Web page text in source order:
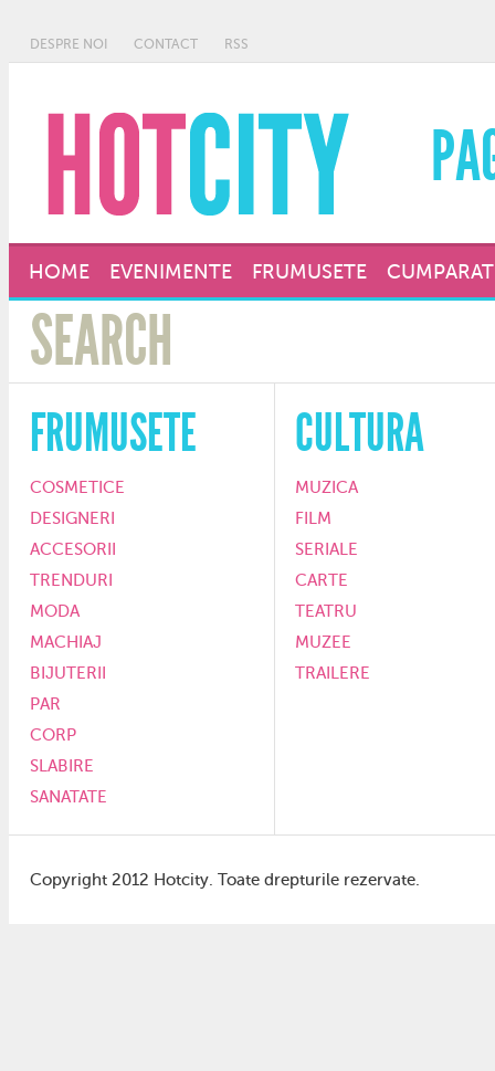
DESPRE NOI CONTACT RSS
HOME EVENIMENTE FRUMUSETE
FRUMUSETE
COSMETICE
DESIGNERI
ACCESORII
TRENDURI
MODA
MACHIAJ
BIJUTERII
PAR
CORP
SLABIRE
SANATATE
CULTURA
MUZICA
FILM
SERIALE
CARTE
TEATRU
MUZEE
TRAILERE
Copyright 2012 Hotcity. Toate drepturile rezervate.